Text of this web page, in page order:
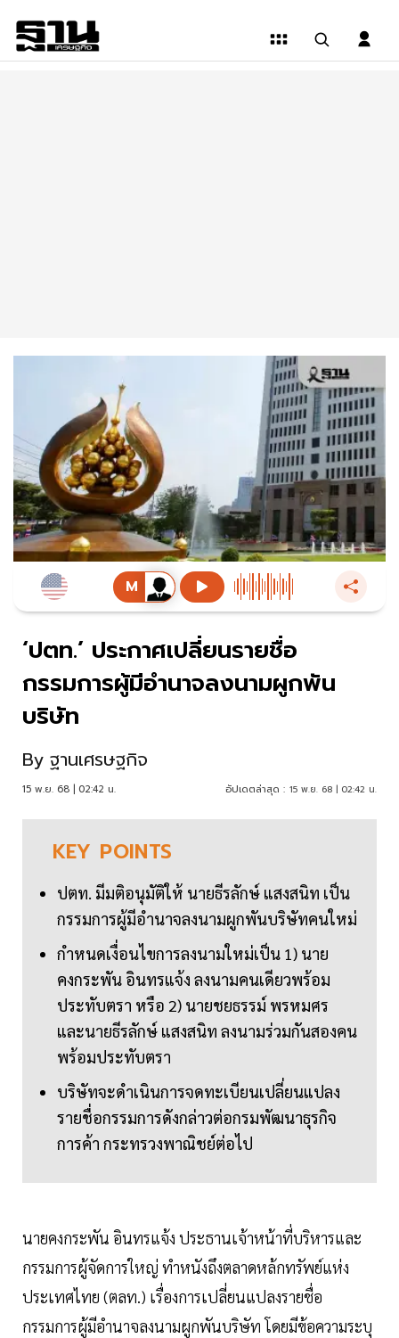
‘ปตท.’ ประกาศเปลี่ยนรายชื่อ
กรรมการผู้มีอำนาจลงนามผูกพัน
บริษัท
By ฐานเศรษฐกิจ
15 พ.ย. 68 | 02:42 น. อัปเดตล่าสุด : 15 พ.ย. 68 | 02:42 น.
KEY POINTS
ปตท. มีมติอนุมัติให้ นายธีรลักษ์ แสงสนิท เป็น
กรรมการผู้มีอำนาจลงนามผูกพันบริษัทคนใหม่
กำหนดเงื่อนไขการลงนามใหม่เป็น 1) นาย
คงกระพัน อินทรแจ้ง ลงนามคนเดียวพร้อม
ประทับตรา หรือ 2) นายชยธรรม์ พรหมศร
และนายธีรลักษ์ แสงสนิท ลงนามร่วมกันสองคน
พร้อมประทับตรา
บริษัทจะดำเนินการจดทะเบียนเปลี่ยนแปลง
รายชื่อกรรมการดังกล่าวต่อกรมพัฒนาธุรกิจ
การค้า กระทรวงพาณิชย์ต่อไป
นายคงกระพัน อินทรแจ้ง ประธานเจ้าหน้าที่บริหารและ
กรรมการผู้จัดการใหญ่ ทำหนังถึงตลาดหล้กทรัพย์แห่ง
ประเทศไทย (ตลท.) เรื่องการเปลี่ยนแปลงรายชื่อ
กรรมการผู้มีอำนาจลงนามผูกพันบริษัท โดยมีข้อความระบุ